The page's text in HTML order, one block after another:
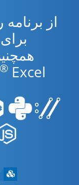
® Excel استفاده کنید.